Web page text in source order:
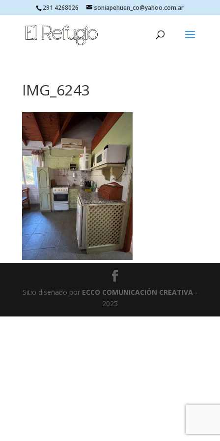
291 4268026 soniapehuen_co@yahoo.com.ar
IMG_6243
Sitio diseñado por ECCO COMUNICACIÓN CREATIVA-
2025